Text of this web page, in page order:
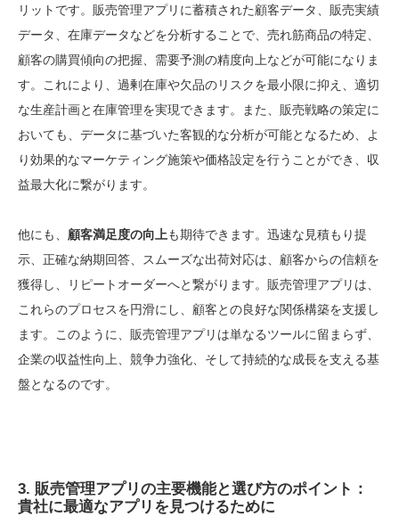
リットです。販売管理アプリに蓄積された顧客データ、販売実績
データ、在庫データなどを分析することで、売れ筋商品の特定、
顧客の購買傾向の把握、需要予測の精度向上などが可能になりま
す。これにより、過剰在庫や欠品のリスクを最小限に抑え、適切
な生産計画と在庫管理を実現できます。また、販売戦略の策定に
おいても、データに基づいた客観的な分析が可能となるため、よ
り効果的なマーケティング施策や価格設定を行うことができ、収
益最大化に繋がります。
他にも、 顧客満足度の向上も期待できます。迅速な見積もり提
示、正確な納期回答、スムーズな出荷対応は、顧客からの信頼を
獲得し、リピートオーダーへと繋がります。販売管理アプリは、
これらのプロセスを円滑にし、顧客との良好な関係構築を支援し
ます。このように、販売管理アプリは単なるツールに留まらず、
企業の収益性向上、競争力強化、そして持続的な成長を支える基
盤となるのです。
3. 販売管理アプリの主要機能と選び方のポイント：
貴社に最適なアプリを見つけるために